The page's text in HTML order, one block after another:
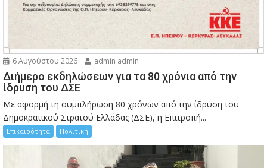
6 Αυγούστου 2026 admin admin
Διήμερο εκδηλώσεων για τα 80 χρόνια από την
ίδρυση του ΔΣΕ
Με αφορμή τη συμπλήρωση 80 χρόνων από την ίδρυση του
Δημοκρατικού Στρατού Ελλάδας (ΔΣΕ), η Επιτροπή...
Επικαιρότητα Πολιτική